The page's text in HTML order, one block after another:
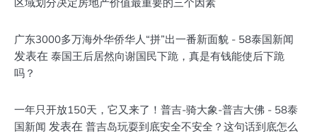
区域划分决定房地产价值最重要的三个因素
广东3000多万海外华侨华人“拼”出一番新面貌 - 58泰国新闻
发表在 泰国王后居然向谢国民下跪，真是有钱能使后下跪
吗？
一年只开放150天，它又来了！普吉-骑大象-普吉大佛 - 58泰
国新闻 发表在 普吉岛玩耍到底安全不安全？这句话到底怎么